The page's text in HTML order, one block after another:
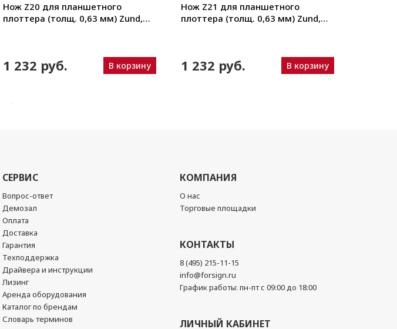
Нож Z20 для планшетного
плоттера (толщ. 0,63 мм) Zund,
1 232 руб. В корзину
Нож Z21 для планшетного
плоттера (толщ. 0,63 мм) Zund,
1 232 руб. В корзину
СЕРВИС
Вопрос-ответ
Демозал
Оплата
Доставка
Гарантия
Техподдержка
Драйвера и инструкции
Лизинг
Аренда оборудования
Каталог по брендам
Словарь терминов
КОМПАНИЯ
О нас
Торговые площадки
КОНТАКТЫ
8 (495) 215-11-15
info@forsign.ru
График работы: пн-пт с 09:00 до 18:00
ЛИЧНЫЙ КАБИНЕТ